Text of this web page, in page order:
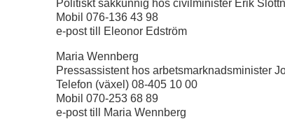
Politiskt sakkunnig hos civilminister Erik
Mobil 076-136 43 98
e-post till Eleonor Edström
Maria Wennberg
Pressassistent hos arbetsmarknadsminister
Telefon (växel) 08-405 10 00
Mobil 070-253 68 89
e-post till Maria Wennberg